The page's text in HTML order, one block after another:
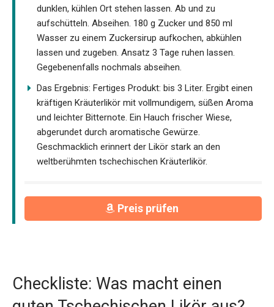
dunklen, kühlen Ort stehen lassen. Ab und zu
aufschütteln. Abseihen. 180 g Zucker und 850 ml
Wasser zu einem Zuckersirup aufkochen, abkühlen
lassen und zugeben. Ansatz 3 Tage ruhen lassen.
Gegebenenfalls nochmals abseihen.
Das Ergebnis: Fertiges Produkt: bis 3 Liter. Ergibt einen
kräftigen Kräuterlikör mit vollmundigem, süßen Aroma
und leichter Bitternote. Ein Hauch frischer Wiese,
abgerundet durch aromatische Gewürze.
Geschmacklich erinnert der Likör stark an den
weltberühmten tschechischen Kräuterlikör.
Preis prüfen
Checkliste: Was macht einen